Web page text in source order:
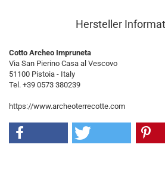
Hersteller
Cotto Archeo Impruneta
Via San Pierino Casa al Vescovo
51100 Pistoia - Italy
Tel. +39 0573 380239
https://www.archeoterrecotte.com